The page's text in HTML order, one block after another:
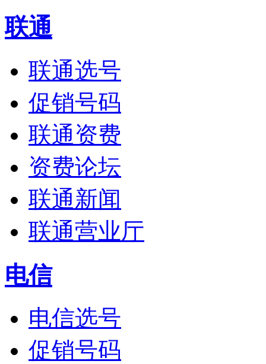
联通
联通选号
促销号码
联通资费
资费论坛
联通新闻
联通营业厅
电信
电信选号
促销号码